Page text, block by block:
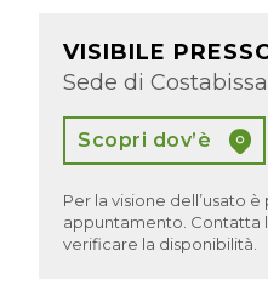
VISIBILE
Sede di
Scopri dov’è
Per la visione dell’usato
appuntamento. Contatta
verificare la disponibilità.